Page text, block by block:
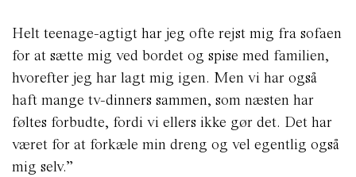
Helt teenage-agtigt har jeg ofte rejst mig fra sofaen
for at sætte mig ved bordet og spise med familien,
hvorefter jeg har lagt mig igen. Men vi har også
haft mange tv-dinners sammen, som næsten har
føltes forbudte, fordi vi ellers ikke gør det. Det har
været for at forkæle min dreng og vel egentlig også
mig selv.”